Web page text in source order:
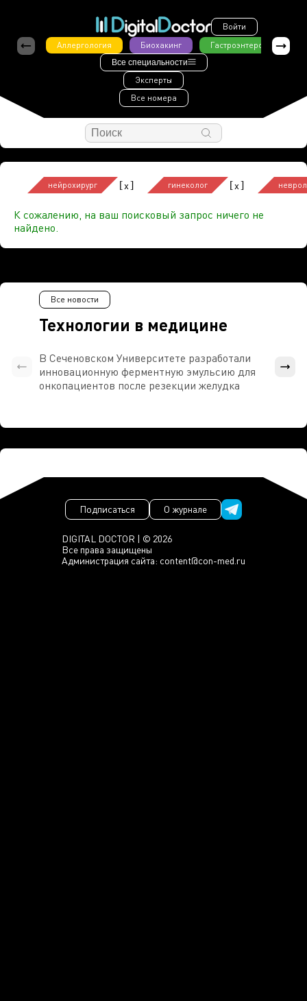
Войти
Аллергология
Биохакинг Гастроэнтерология
Все специальности
Эксперты
Все номера
нейрохирург [x] гинеколог [x]
К сожалению, на ваш поисковый запрос ничего не
найдено.
Технологии в медицине
Все новости
В Сеченовском Университете разработали
инновационную ферментную эмульсию для
онкопациентов после резекции желудка
DIGITAL DOCTOR | © 2026
Все права защищены
Администрация сайта: content@con-med.ru
Подписаться О журнале